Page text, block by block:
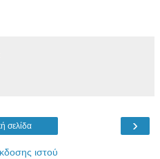
›
σελίδα
ιστού